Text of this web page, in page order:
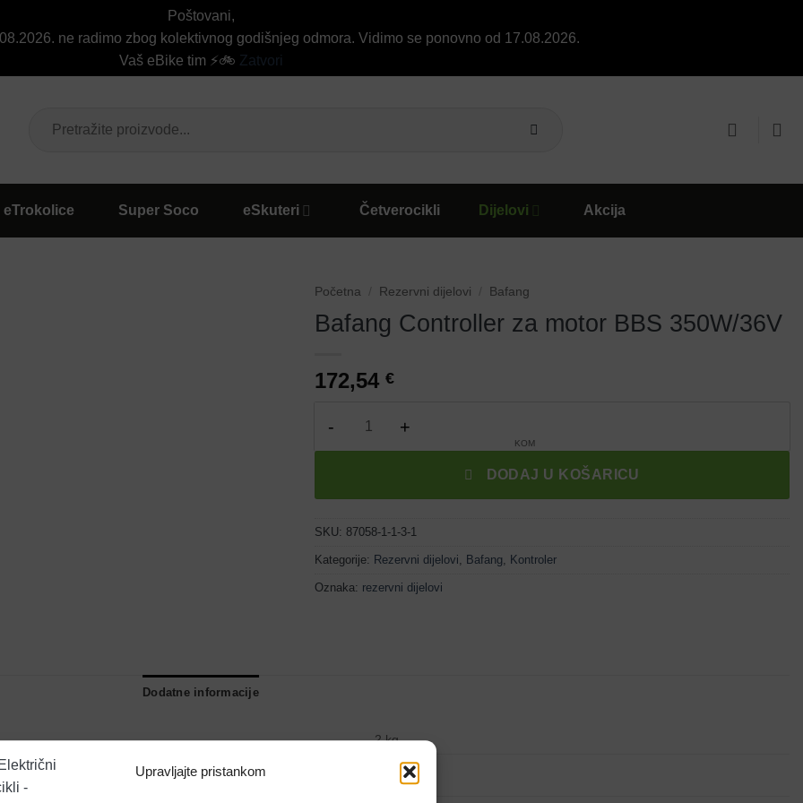
Upravljajte pristankom
Poštovani,
ne radimo zbog kolektivnog godišnjeg odmora. Vidimo se ponovno od 17.08.2026.
Vaš eBike tim ⚡🚲 Zatvori
eTrokolice Super Soco eSkuteri Četverocikli Dijelovi Akcija
Početna Rezervni dijelovi Bafang
Bafang Controller za motor BBS 350W/36V
172,54 €
DODAJ U KOŠARICU
SKU: 87058-1-1-3-1
Kategorije: Rezervni dijelovi Bafang Kontroler
Oznaka: rezervni dijelovi
Dodatne informacije
2 kg